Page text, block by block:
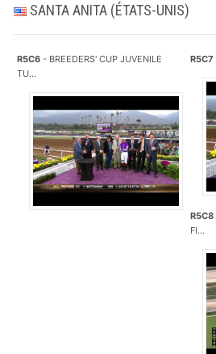
SANTA ANITA (ÉTATS-UNIS)
R5C6 - BREEDERS' CUP JUVENILE
TU...
R5C7
R5C8
FI...